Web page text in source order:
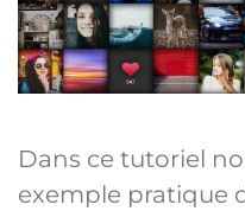
Dans ce tutoriel
exemple pratique